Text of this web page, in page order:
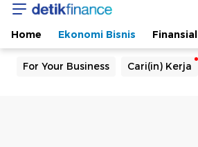
Home Ekonomi Bisnis Finansial
For Your Business Cari(in) Kerja